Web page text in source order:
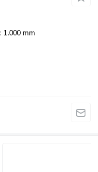
1.000 mm